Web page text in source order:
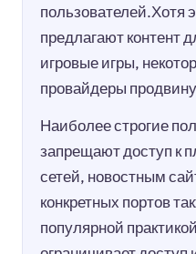
пользователей.Хотя
предлагают контент
игровые игры,
провайдеры
Наиболее строгие
запрещают доступ к
сетей, новостным
конкретных портов
популярной